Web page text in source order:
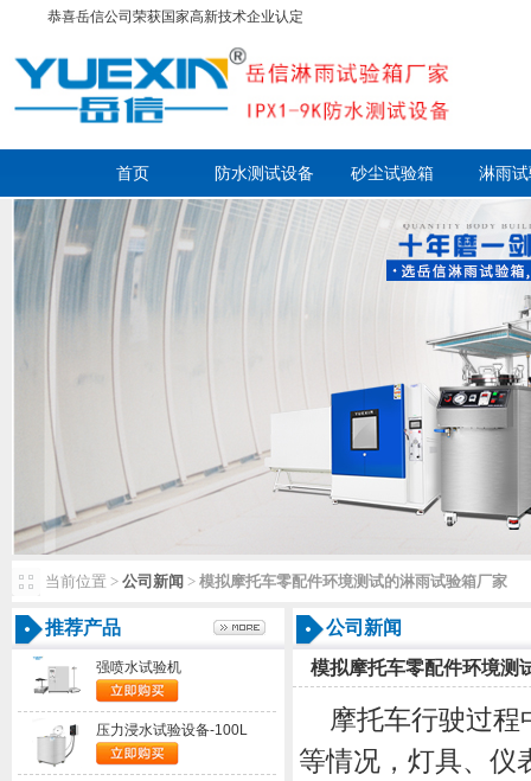
恭喜岳信公司荣获国家高新技术企业认定
首页 防水测试设备 砂尘试验箱 淋雨
走进岳信 联系
当前位置> 公司新闻 > 模拟摩托车零配件环境测试的淋雨试验箱厂家
推荐产品
强喷水试验机
压力浸水试验设备-100L
公司新闻
模拟摩托车零配件环境测
摩托车行驶过
等情况，灯具、仪